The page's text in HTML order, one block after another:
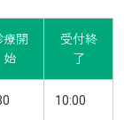
療開
始
受付終
了
10:00